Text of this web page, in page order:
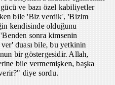
ve bazı özel kabiliyetler
bile 'Biz verdik', 'Bizim
kendisinde olduğunu
sonra kimsenin
duası bile, bu yetkinin
bir göstergesidir. Allah,
bile vermemişken, başka
diye sordu.